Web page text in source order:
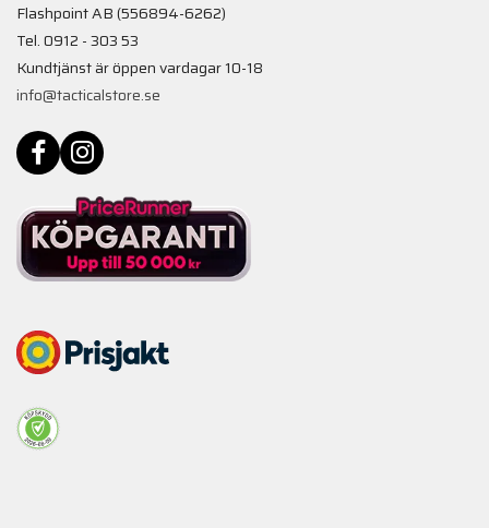
Flashpoint AB (556894-6262)
Tel. 0912 - 303 53
Kundtjänst är öppen vardagar 10-18
info@tacticalstore.se